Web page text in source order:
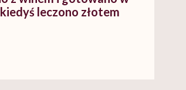
leczono złotem